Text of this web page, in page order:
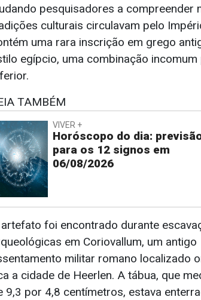
pesquisadores a
culturais circulavam pelo
uma rara inscrição em grego
egípcio, uma combinação
TAMBÉM
VIVER +
Horóscopo do dia:
para os 12 signos em
06/08/2026
artefato foi encontrado durante
em Coriovallum, um antigo
militar romano localizado
a cidade de Heerlen. A tábua, que
9,3 por 4,8 centímetros, estava